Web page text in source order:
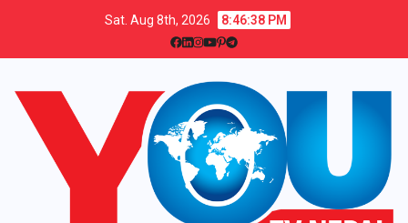
Sat. Aug 8th, 2026 8:46:39 PM